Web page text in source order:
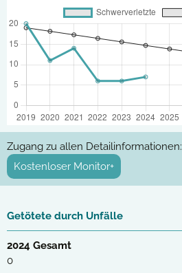
Zugang zu allen Detailinformationen:
Kostenloser Monitor+
Getötete durch Unfälle
2024 Gesamt
0